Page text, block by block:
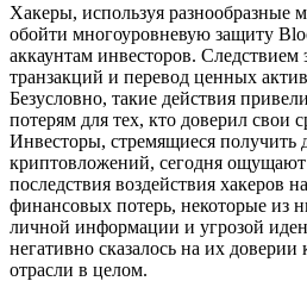
Хакеры, используя разнообразные
обойти многоуровневую защиту
аккаунтам инвесторов. Следствием
транзакций и перевод ценных
Безусловно, такие действия
потерям для тех, кто доверил свои
Инвесторы, стремящиеся получить
криптовложений, сегодня
последствия воздействия хакеров
финансовых потерь, некоторые из
личной информации и угрозой
негативно сказалось на их
отрасли в целом.